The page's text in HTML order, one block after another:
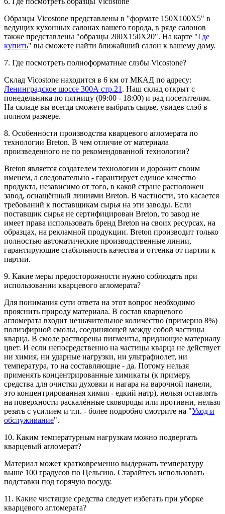
Образцы Vicostone представлены в "формате 150Х100Х5" в
ведущих кухонных салонах вашего города, в ряде салонов
также представлены "образцы 200Х150Х20". На карте "Где
купить" вы сможете найти ближайший салон к вашему дому.
7. Где посмотреть полноформатные слэбы Vicostone?
Склад Vicostone находится в 6 км от МКАД по адресу:
Ленинградское шоссе 300А стр.21 . Наш склад открыт с
понедельника по пятницу (09:00 - 18:00) и рад посетителям.
На складе вы всегда сможете выбрать сырье, увидев слэб в
полном размере.
8. Особенности производства кварцевого агломерата по
технологии Breton. В чем отличие от материала
произведенного не по рекомендованной технологии?
Breton является создателем технологии и дорожит своим
именем, а следовательно - гарантирует единое качество
продукта, независимо от того, в какой стране расположен
завод, оснащённый линиями Breton. В частности, это касается
требований к поставщикам сырья на эти заводы. Если
поставщик сырья не сертифицирован Breton, то завод не
имеет права использовать бренд Breton на своих ресурсах, на
образцах, на рекламной продукции. Breton производит только
полностью автоматические производственные линии,
гарантирующие стабильность качества и оттенка от партии к
партии.
9. Какие меры предосторожности нужно соблюдать при
использовании кварцевого агломерата?
Для понимания сути ответа на этот вопрос необходимо
прояснить природу материала. В состав кварцевого
агломерата входит незначительное количество (примерно 8%)
полиэфирной смолы, соединяющей между собой частицы
кварца. В смоле растворены пигменты, придающие материалу
цвет. И если непосредственно на частицы кварца не действует
ни химия, ни ударные нагрузки, ни ультрафиолет, ни
температура, то на составляющие - да. Потому нельзя
применять концентрированные химикаты (к примеру,
средства для очистки духовки и нагара на варочной панели,
это концентрированная химия - едкий натр), нельзя оставлять
на поверхности раскалённые сковороды или противни, нельзя
резать с усилием и т.п. - более подробно смотрите на "Уход и
обслуживание".
10. Каким температурным нагрузкам можно подвергать
кварцевый агломерат?
Материал может кратковременно выдержать температуру
выше 100 градусов по Цельсию. Старайтесь использовать
подставки под горячую посуду.
11. Какие чистящие средства следует избегать при уборке
кварцевого агломерата?